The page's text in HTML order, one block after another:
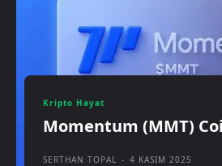
Kripto Hayat
Momentum (MMT)
SERTHAN TOPAL - 4 KASIM 2025